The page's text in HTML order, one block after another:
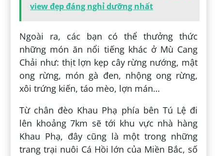
view đẹp đáng nghỉ dưỡng nhất
Ngoài ra, các bạn có thể thưởng thức
những món ăn nổi tiếng khác ở Mù Cang
Chải như: thịt lợn kẹp cây rừng nướng, mật
ong rừng, món gà đen, nhộng ong rừng,
xôi trứng kiến, táo mèo, lợn mán…
Từ chân đèo Khau Phạ phía bên Tú Lệ đi
lên khoảng 7km sẽ tới khu vực nhà hàng
Khau Phạ, đây cũng là một trong những
trang trại nuôi Cá Hồi lớn của Miền Bắc, số